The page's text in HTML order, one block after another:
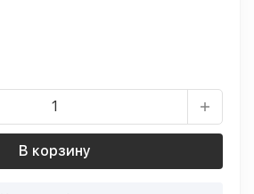
В корзину